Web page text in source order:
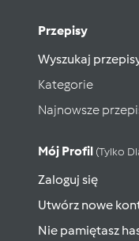
Przepisy
Wyszukaj
Kategorie
Najnowsze
Mój Profil (tylko
Zaloguj się
Utwórz nowe
Nie pamiętasz